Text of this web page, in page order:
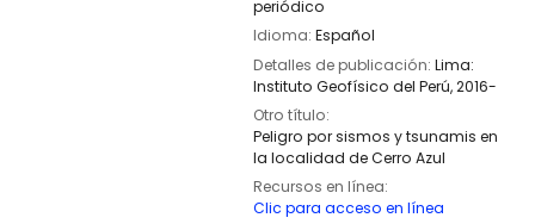
periódico
Idioma: Español
Detalles de publicación: Lima:
Instituto Geofísico del Perú,2016-
Otro título:
Peligro por sismos y tsunamis en
la localidad de Cerro Azul
Recursos en línea:
Clic para acceso en línea